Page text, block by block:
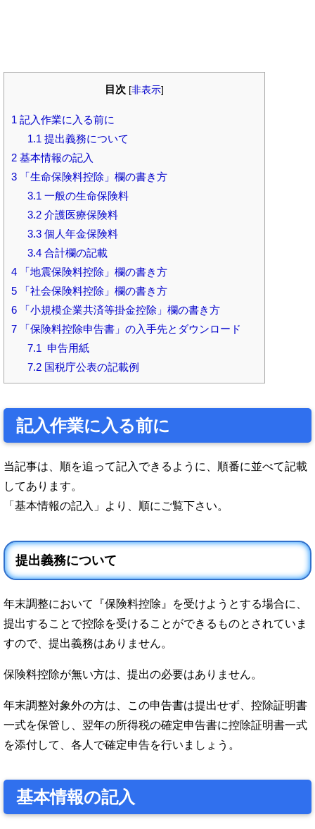
目次 [非表示]
1 記入作業に入る前に
1.1 提出義務について
2 基本情報の記入
3 「生命保険料控除」欄の書き方
3.1 一般の生命保険料
3.2介護医療保険料
3.3個人年金保険料
3.4合計欄の記載
4 「地震保険料控除」欄の書き方
5 「社会保険料控除」欄の書き方
6 「小規模企業共済等掛金控除」欄の書き方
7 「保険料控除申告書」の入手先とダウンロード
7.1 申告用紙
7.2国税庁公表の記載例
記入作業に入る前に
当記事は、順を追って記入できるように、順番に並べて記載
してあります。
「基本情報の記入」より、順にご覧下さい。
提出義務について
年末調整において『保険料控除』を受けようとする場合に、
提出することで控除を受けることができるものとされていま
すので、提出義務はありません。
保険料控除が無い方は、提出の必要はありません。
年末調整対象外の方は、この申告書は提出せず、控除証明書
一式を保管し、翌年の所得税の確定申告書に控除証明書一式
を添付して、各人で確定申告を行いましょう。
基本情報の記入